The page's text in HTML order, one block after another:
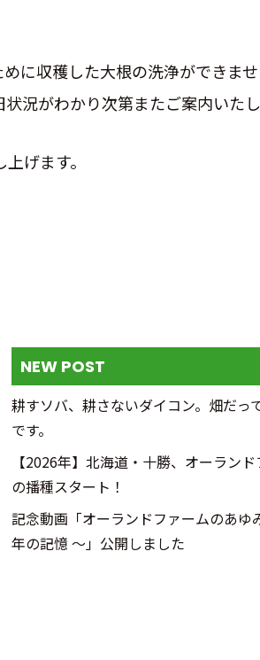
に収穫した大根の洗浄ができませ
況がわかり次第またご案内いたし
げます。
NEW POST
耕すソバ、耕さないダイコン。畑だっ
です。
【2026年】北海道・十勝、オーラン
の播種スタート！
記念動画「オーランドファームのあゆ
年の記憶 ～」公開しました